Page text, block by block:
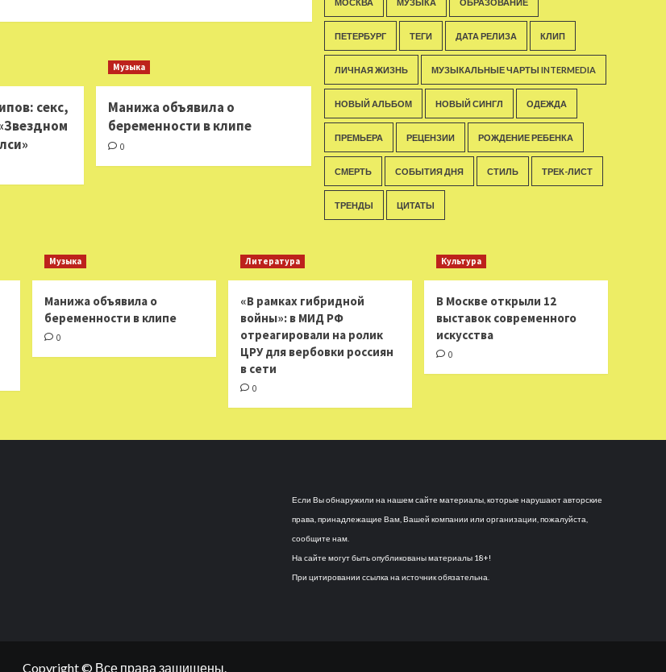
секс,
Музыка
Манижа объявила о
беременности в клипе
0
ПЕТЕРБУРГ ТЕГИ ДАТА РЕЛИЗА КЛИП
ЛИЧНАЯ ЖИЗНЬ МУЗЫКАЛЬНЫЕ ЧАРТЫ INTERMEDIA
НОВЫЙ АЛЬБОМ НОВЫЙ СИНГЛ ОДЕЖДА
ПРЕМЬЕРА РЕЦЕНЗИИ РОЖДЕНИЕ РЕБЕНКА
СМЕРТЬ СОБЫТИЯ ДНЯ СТИЛЬ ТРЕК-ЛИСТ
ТРЕНДЫ ЦИТАТЫ
Музыка
Манижа объявила о
беременности в клипе
0
Литература
«В рамках гибридной
войны»: в МИД РФ
отреагировали на ролик
ЦРУ для вербовки россиян
в сети
0
Культура
В Москве открыли 12
выставок современного
искусства
0
Если Вы обнаружили на нашем сайте материалы, которые нарушают авторские
права, принадлежащие Вам, Вашей компании или организации, пожалуйста,
сообщите нам.
На сайте могут быть опубликованы материалы 18+!
При цитировании ссылка на источник обязательна.
Copyright © Все права защищены.